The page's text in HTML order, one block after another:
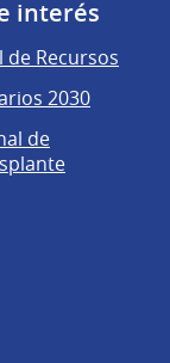
interés
de Recursos
2030
de